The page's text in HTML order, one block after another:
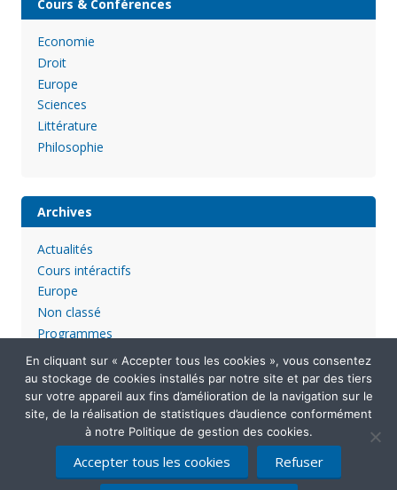
Cours & Conférences
Economie
Droit
Europe
Sciences
Littérature
Philosophie
Archives
Actualités
Cours intéractifs
Europe
Non classé
Programmes
Mentions légales Politique de confidentialité
En cliquant sur « Accepter tous les cookies », vous consentez
au stockage de cookies installés par notre site et par des tiers
sur votre appareil aux fins d’amélioration de la navigation sur le
site, de la réalisation de statistiques d’audience conformément
à notre Politique de gestion des cookies.
Accepter tous les cookies Refuser